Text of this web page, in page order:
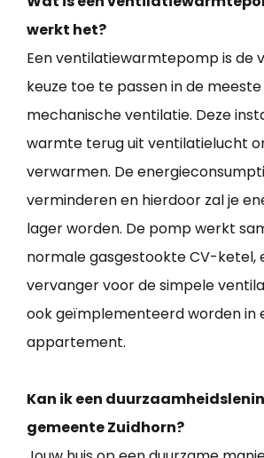
werkt het?
Een ventilatiewarmtepomp is de
keuze toe te passen in de
mechanische ventilatie. Deze
warmte terug uit ventilatielucht
verwarmen. De
verminderen en hierdoor zal je
lager worden. De pomp werkt
normale gasgestookte CV-ketel,
vervanger voor de simpele
ook geïmplementeerd worden in
appartement.
Kan ik een
gemeente Zuidhorn?